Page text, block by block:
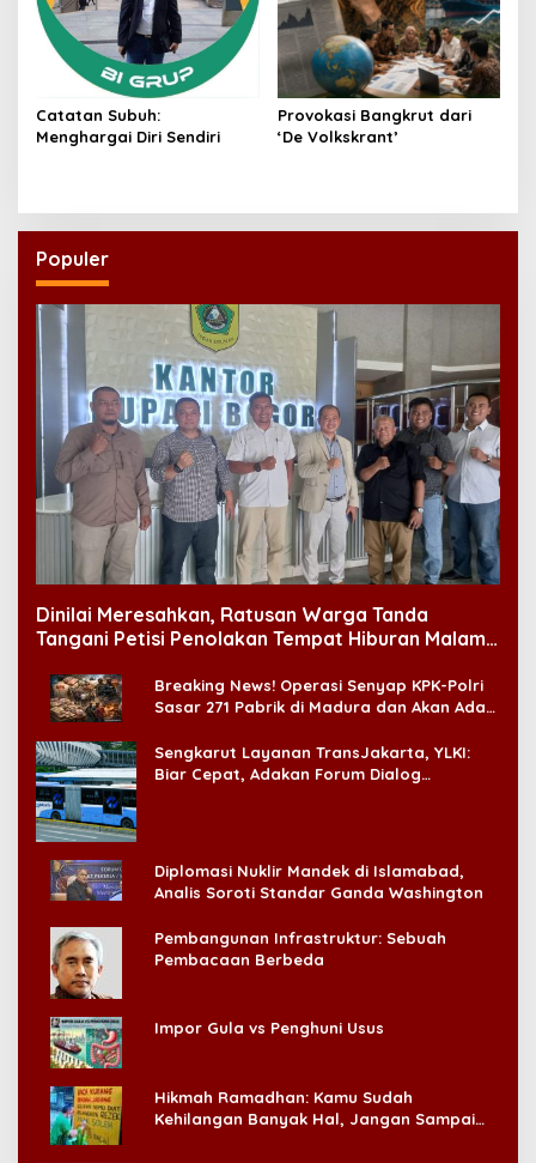
Catatan Subuh:
Menghargai Diri Sendiri
Provokasi Bangkrut dari
‘De Volkskrant’
Populer
Dinilai Meresahkan, Ratusan Warga Tanda
Tangani Petisi Penolakan Tempat Hiburan Malam
Breaking News! Operasi Senyap KPK-Polri
Sasar 271 Pabrik di Madura dan Akan Ada
Sengkarut Layanan TransJakarta, YLKI:
Biar Cepat, Adakan Forum Dialog
Diplomasi Nuklir Mandek di Islamabad,
Analis Soroti Standar Ganda Washington
Pembangunan Infrastruktur: Sebuah
Pembacaan Berbeda
Impor Gula vs Penghuni Usus
Hikmah Ramadhan: Kamu Sudah
Kehilangan Banyak Hal, Jangan Sampai